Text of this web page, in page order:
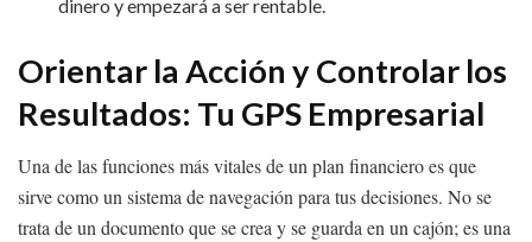
dinero y empezará a ser rentable.
Orientar la Acción y Controlar los
Resultados: Tu GPS Empresarial
Una de las funciones más vitales de un plan financiero es que
sirve como un sistema de navegación para tus decisiones. No se
trata de un documento que se crea y se guarda en un cajón; es una